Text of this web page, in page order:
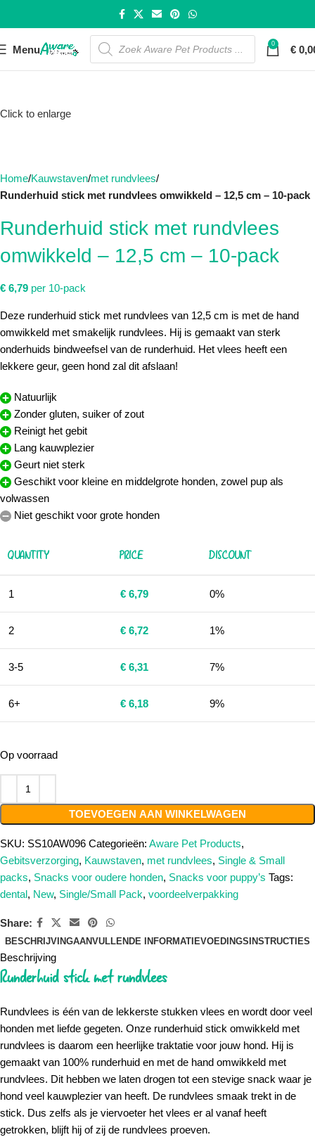
Menu 0 €
Click to enlarge
Home Kauwstaven met rundvlees
Runderhuid stick met rundvlees omwikkeld – 12,5 cm – 10-pack
Runderhuid stick met rundvlees
omwikkeld – 12,5 cm – 10-pack
€ 6,79 per 10-pack
Deze runderhuid stick met rundvlees van 12,5 cm is met de hand
omwikkeld met smakelijk rundvlees. Hij is gemaakt van sterk
onderhuids bindweefsel van de runderhuid. Het vlees heeft een
lekkere geur, geen hond zal dit afslaan!
Natuurlijk
Zonder gluten, suiker of zout
Reinigt het gebit
Lang kauwplezier
Geurt niet sterk
Geschikt voor kleine en middelgrote honden, zowel pup als
volwassen
Niet geschikt voor grote honden
QUANTITY PRICE DISCOUNT
1 € 6,79 0%
2 € 6,72 1%
3-5 € 6,31 7%
6+ € 6,18 9%
Op voorraad
TOEVOEGEN AAN WINKELWAGEN
SKU: SS10AW096 Categorieën: Aware Pet Products,
Gebitsverzorging, Kauwstaven, met rundvlees, Single & Small
packs, Snacks voor oudere honden, Snacks voor puppy’s Tags:
dental, New, Single/Small Pack, voordeelverpakking
Share:
BESCHRIJVINGAANVULLENDE INFORMATIEVOEDINGSINSTRUCTIES
Beschrijving
Runderhuid stick met rundvlees
Rundvlees is één van de lekkerste stukken vlees en wordt door veel
honden met liefde gegeten. Onze runderhuid stick omwikkeld met
rundvlees is daarom een heerlijke traktatie voor jouw hond. Hij is
gemaakt van 100% runderhuid en met de hand omwikkeld met
rundvlees. Dit hebben we laten drogen tot een stevige snack waar je
hond veel kauwplezier van heeft. De rundvlees smaak trekt in de
stick. Dus zelfs als je viervoeter het vlees er al vanaf heeft
getrokken, blijft hij of zij de rundvlees proeven.